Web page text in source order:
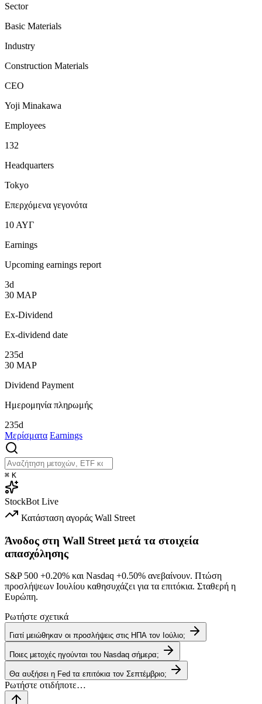
Sector
Basic Materials
Industry
Construction Materials
CEO
Yoji Minakawa
Employees
132
Headquarters
Tokyo
Επερχόμενα γεγονότα
10 ΑΥΓ
Earnings
Upcoming earnings report
3d
30 ΜΑΡ
Ex-Dividend
Ex-dividend date
235d
30 ΜΑΡ
Dividend Payment
Ημερομηνία πληρωμής
235d
Μερίσματα Earnings
⌘ K
StockBot Live
Κατάσταση αγοράς Wall Street
Άνοδος στη Wall Street μετά τα στοιχεία
απασχόλησης
S&P 500 +0.20% και Nasdaq +0.50% ανεβαίνουν. Πτώση
προσλήψεων Ιουλίου καθησυχάζει για τα επιτόκια. Σταθερή η
Ευρώπη.
Ρωτήστε σχετικά
Γιατί μειώθηκαν οι προσλήψεις στις ΗΠΑ τον Ιούλιο;
Ποιες μετοχές ηγούνται του Nasdaq σήμερα;
Θα αυξήσει η Fed τα επιτόκια τον Σεπτέμβριο;